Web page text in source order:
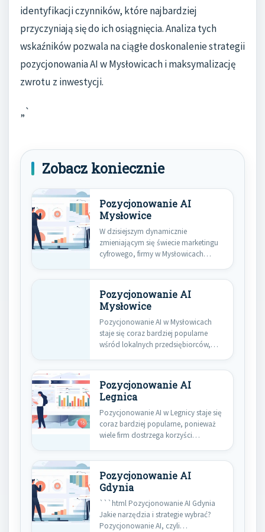
identyfikacji czynników, które najbardziej
przyczyniają się do ich osiągnięcia. Analiza tych
wskaźników pozwala na ciągłe doskonalenie strategii
pozycjonowania AI w Mysłowicach i maksymalizację
zwrotu z inwestycji.
„`
Zobacz koniecznie
Pozycjonowanie AI
Mysłowice
W dzisiejszym dynamicznie
zmieniającym się świecie marketingu
cyfrowego, firmy w Mysłowicach
Pozycjonowanie AI
Mysłowice
Pozycjonowanie AI w Mysłowicach
staje się coraz bardziej popularne
wśród lokalnych przedsiębiorców,
Pozycjonowanie AI
Legnica
Pozycjonowanie AI w Legnicy staje się
coraz bardziej popularne, ponieważ
wiele firm dostrzega korzyści
Pozycjonowanie AI
Gdynia
```html Pozycjonowanie AI Gdynia
Jakie narzędzia i strategie wybrać?
Pozycjonowanie AI, czyli